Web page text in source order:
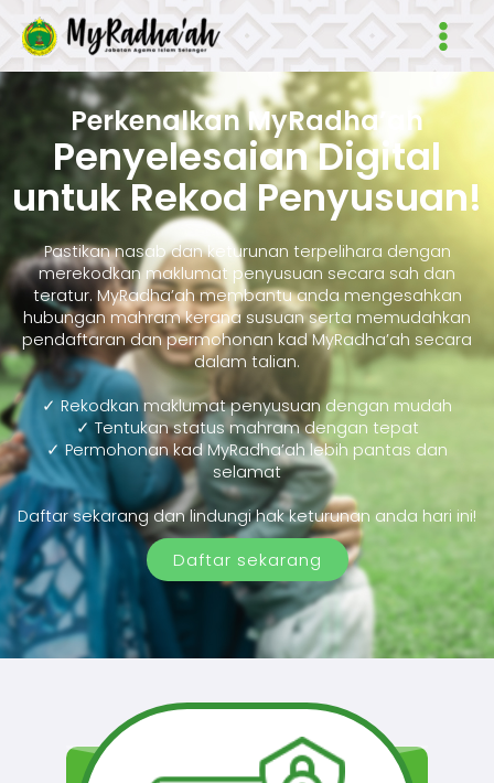
Main
Perkenalkan MyRadha’ah
Penyelesaian Digital
untuk Rekod Penyusuan!
Pastikan nasab dan keturunan terpelihara dengan
merekodkan maklumat penyusuan secara sah dan
teratur. MyRadha’ah membantu anda mengesahkan
hubungan mahram kerana susuan serta memudahkan
pendaftaran dan permohonan kad MyRadha’ah secara
dalam talian.
✓ Rekodkan maklumat penyusuan dengan mudah
✓ Tentukan status mahram dengan tepat
✓ Permohonan kad MyRadha’ah lebih pantas dan
selamat
Daftar sekarang dan lindungi hak keturunan anda hari ini!
Daftar sekarang